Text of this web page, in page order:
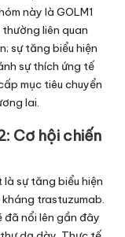
này là GOLM1
liên quan
sự tăng biểu hiện
sự thích ứng tế
mục tiêu chuyển
lai.
Cơ hội chiến
sự tăng biểu hiện
kháng trastuzumab.
đã nổi lên gần đây